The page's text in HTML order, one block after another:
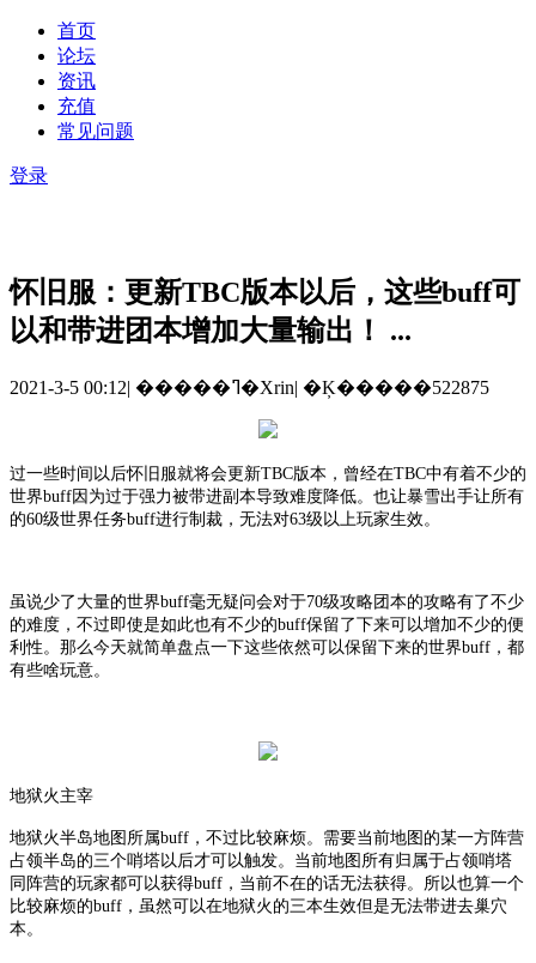
首页
论坛
资讯
充值
常见问题
登录
怀旧服：更新TBC版本以后，这些buff可
以和带进团本增加大量输出！ ...
2021-3-5 00:12| �����ߣ�Xrin| �Ķ�����522875
过一些时间以后怀旧服就将会更新TBC版本，曾经在TBC中有着不少的
世界buff因为过于强力被带进副本导致难度降低。也让暴雪出手让所有
的60级世界任务buff进行制裁，无法对63级以上玩家生效。
虽说少了大量的世界buff毫无疑问会对于70级攻略团本的攻略有了不少
的难度，不过即使是如此也有不少的buff保留了下来可以增加不少的便
利性。那么今天就简单盘点一下这些依然可以保留下来的世界buff，都
有些啥玩意。
地狱火主宰
地狱火半岛地图所属buff，不过比较麻烦。需要当前地图的某一方阵营
占领半岛的三个哨塔以后才可以触发。当前地图所有归属于占领哨塔
同阵营的玩家都可以获得buff，当前不在的话无法获得。所以也算一个
比较麻烦的buff，虽然可以在地狱火的三本生效但是无法带进去巢穴
本。